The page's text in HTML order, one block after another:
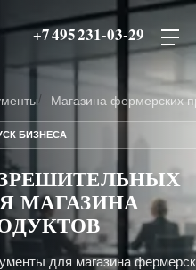
+7 495 231-03-29
Магазина фермерских
БИЗНЕСА
МАГАЗИНА
для магазина